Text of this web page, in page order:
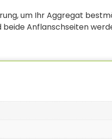
um Ihr Aggregat
Anflanschseiten